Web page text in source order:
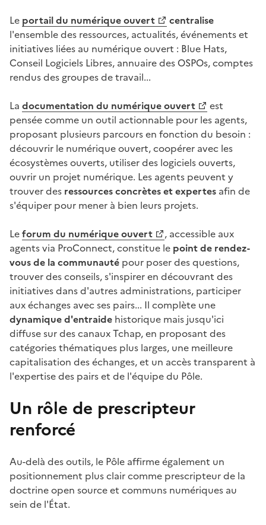
Le
(Ouvre une nouvelle fenêtre)
portail du numérique ouvert
centralise
l'ensemble des ressources, actualités, événements et
initiatives liées au numérique ouvert : Blue Hats,
Conseil Logiciels Libres, annuaire des OSPOs, comptes
rendus des groupes de travail...
La
(Ouvre une nouvelle fenêtre)
documentation du numérique ouvert
est
pensée comme un outil actionnable pour les agents,
proposant plusieurs parcours en fonction du besoin :
découvrir le numérique ouvert, coopérer avec les
écosystèmes ouverts, utiliser des logiciels ouverts,
ouvrir un projet numérique. Les agents peuvent y
trouver des ressources concrètes et expertes afin de
s'équiper pour mener à bien leurs projets.
Le
(Ouvre une nouvelle fenêtre)
forum du numérique ouvert
, accessible aux
agents via ProConnect, constitue le point de rendez-
vous de la communauté pour poser des questions,
trouver des conseils, s'inspirer en découvrant des
initiatives dans d'autres administrations, participer
aux échanges avec ses pairs... Il complète une
dynamique d'entraide historique mais jusqu'ici
diffuse sur des canaux Tchap, en proposant des
catégories thématiques plus larges, une meilleure
capitalisation des échanges, et un accès transparent à
l'expertise des pairs et de l'équipe du Pôle.
Un rôle de prescripteur
renforcé
Au-delà des outils, le Pôle affirme également un
positionnement plus clair comme prescripteur de la
doctrine open source et communs numériques au
sein de l'État.